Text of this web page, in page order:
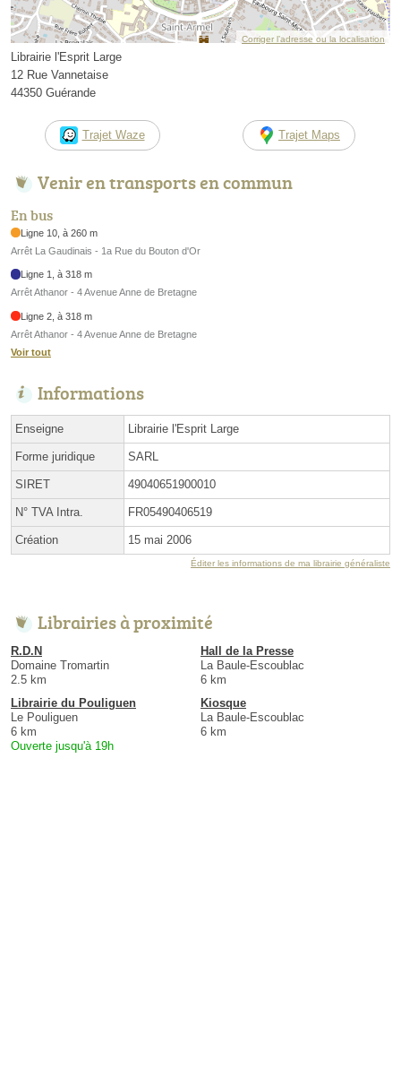
Corriger l’adresse ou la localisation
Librairie l'Esprit Large
12 Rue Vannetaise
44350 Guérande
Trajet Waze Trajet Maps
Venir en transports en commun
En bus
Ligne 10, à 260 m
Arrêt La Gaudinais - 1a Rue du Bouton d'Or
Ligne 1, à 318 m
Arrêt Athanor - 4 Avenue Anne de Bretagne
Ligne 2, à 318 m
Arrêt Athanor - 4 Avenue Anne de Bretagne
Voir tout
Informations
Enseigne Librairie l'Esprit Large
Forme juridique SARL
SIRET 49040651900010
N° TVA Intra. FR05490406519
Création 15 mai 2006
Éditer les informations de ma librairie généraliste
Librairies à proximité
R.D.N
Domaine Tromartin
2.5 km
Hall de la Presse
La Baule-Escoublac
6 km
Librairie du Pouliguen
Le Pouliguen
6 km
Ouverte jusqu'à 19h
Kiosque
La Baule-Escoublac
6 km